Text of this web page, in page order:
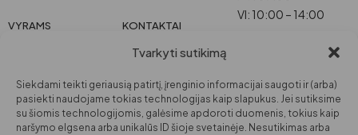
Tvarkyti sutikimą
Siekdami teikti geriausią patirtį, įrenginio informacijai saugoti ir (arba)
pasiekti naudojame tokias technologijas kaip slapukus. Jei sutiksime
su šiomis technologijomis, galėsime apdoroti duomenis, tokius kaip
naršymo elgsena arba unikalūs ID šioje svetainėje. Nesutikimas arba
VYRAMS
GROŽIUI
NAMAMS
KONTAKTAI
VI: 10:00 – 14:00